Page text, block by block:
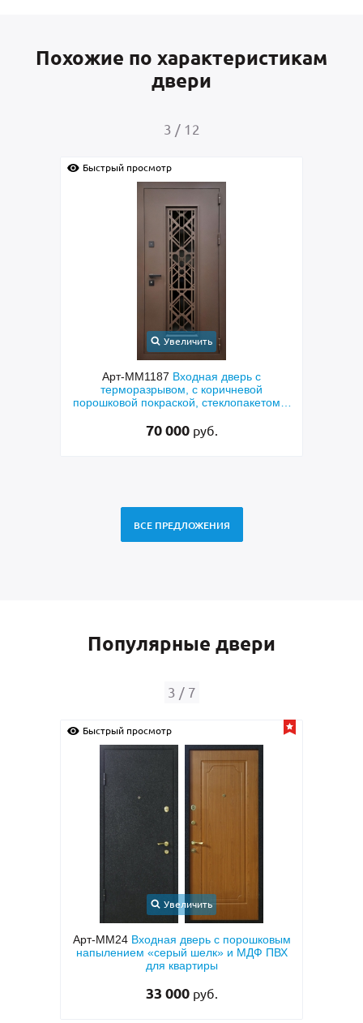
Похожие по характеристикам
двери
4 / 12
Быстрый просмотр
Увеличить
Арт-ММ1384Входная дверь с
металлофиленкой, бугельной ручкой и
порошковым напылением RAL 7021
45 000руб.
ВСЕ ПРЕДЛОЖЕНИЯ
Популярные двери
4 / 7
Быстрый просмотр
Увеличить
Арт-ММ1570Входная дверь с
металлофиленкой, бугельной ручкой и
темно-серым порошковым покрытием
45 000руб.